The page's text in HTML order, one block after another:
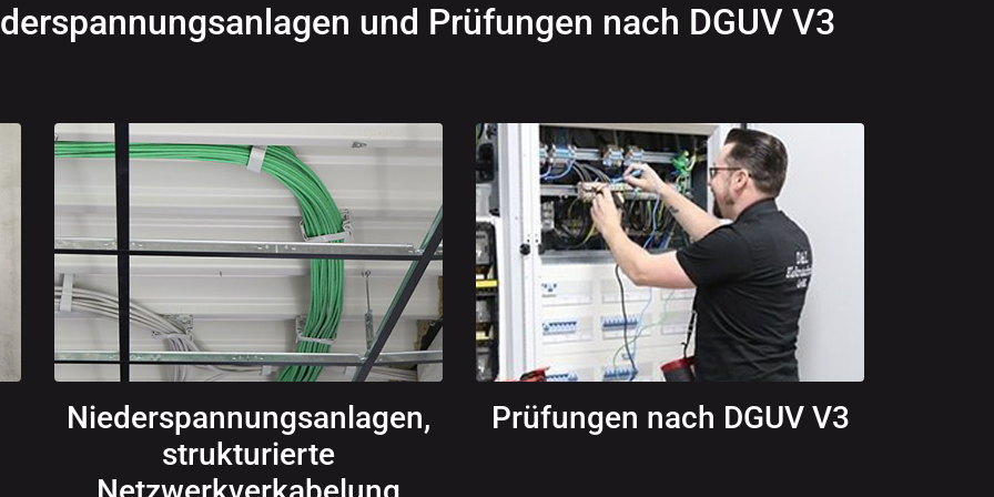
und Prüfungen nach DGUV V3
Niederspannungsanlagen,
strukturierte
Prüfungen nach DGUV V3